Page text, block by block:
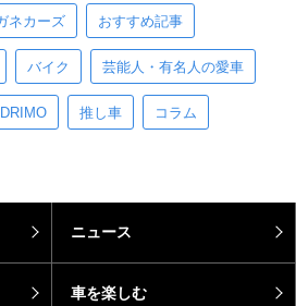
ネカーズ おすすめ記事
バイク 芸能人・有名人の愛車
DRIMO 推し車 コラム
ニュース
車を楽しむ